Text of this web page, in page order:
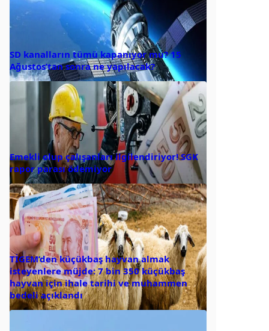
SD kanalların tümü kapanıyor mu? 15
Ağustos’tan sonra ne yapılacak?
Emekli olup çalışanları ilgilendiriyor! SGK
rapor parası ödemiyor
TİGEM’den küçükbaş hayvan almak
isteyenlere müjde: 7 bin 350 küçükbaş
hayvan için ihale tarihi ve muhammen
bedeli açıklandı